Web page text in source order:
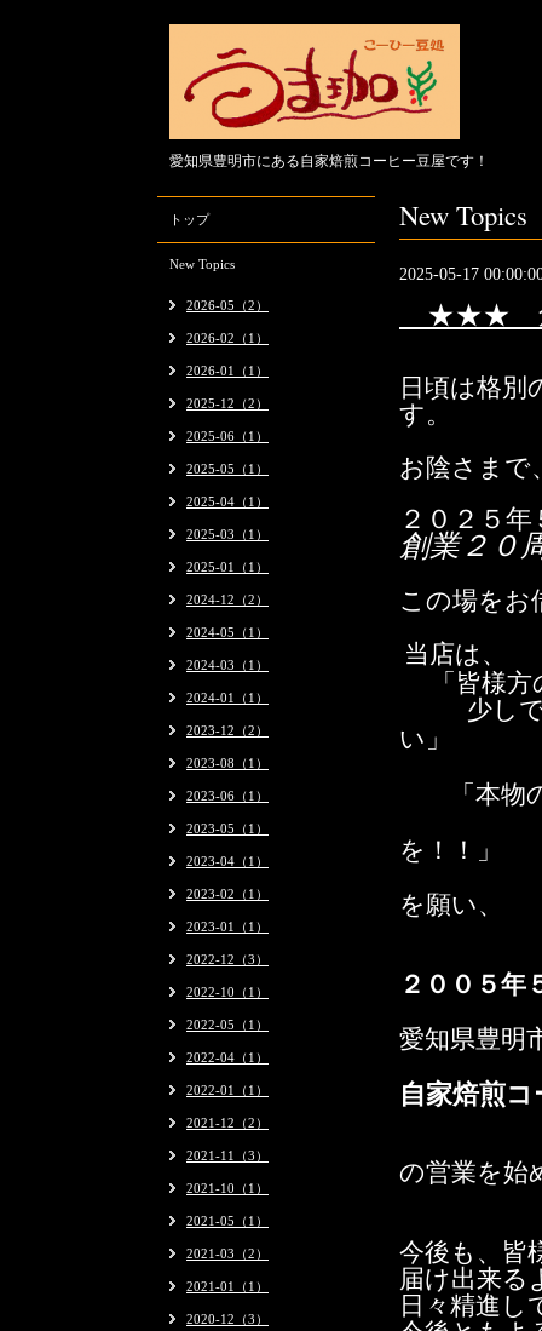
愛知県豊明市にある自家焙煎コーヒー豆屋です！
New Topics
2025-05-17
★★★ 創
日頃は格別
す。
お陰さまで
２０２５ 年
創業２０
この場をお
当店は、
「皆様
少し
い」
「本物の
を！！」
を願い、
２００５年
愛知県豊明
自家焙煎
の営業を始
今後も、皆
届け出来る
日々精進し
トップ
New Topics
2026-05（2）
2026-02（1）
2026-01（1）
2025-12（2）
2025-06（1）
2025-05（1）
2025-04（1）
2025-03（1）
2025-01（1）
2024-12（2）
2024-05（1）
2024-03（1）
2024-01（1）
2023-12（2）
2023-08（1）
2023-06（1）
2023-05（1）
2023-04（1）
2023-02（1）
2023-01（1）
2022-12（3）
2022-10（1）
2022-05（1）
2022-04（1）
2022-01（1）
2021-12（2）
2021-11（3）
2021-10（1）
2021-05（1）
2021-03（2）
2021-01（1）
2020-12（3）